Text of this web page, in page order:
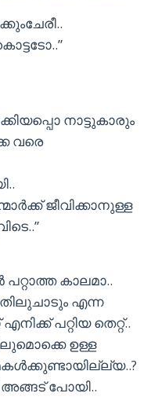
നാട്ടുകാരും
വരെ
ജീവിക്കാനുള്ള
കാലമാ..
എന്ന
പറ്റിയ തെറ്റ്..
ഉള്ള
അങ്ങട് പോയി..